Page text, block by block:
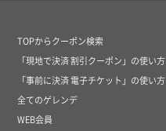
TOPからクーポン検索
「現地で決済 割引クーポン」の使い方
「事前に決済 電子チケット」の使い方
全てのゲレンデ
WEB会員